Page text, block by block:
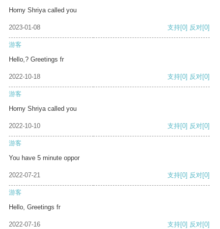
Horny Shriya called you
2023-01-08 支持[0] 反对[0]
游客
Hello,? Greetings fr
2022-10-18 支持[0] 反对[0]
游客
Horny Shriya called you
2022-10-10 支持[0] 反对[0]
游客
You have 5 minute oppor
2022-07-21 支持[0] 反对[0]
游客
Hello, Greetings fr
2022-07-16 支持[0] 反对[0]